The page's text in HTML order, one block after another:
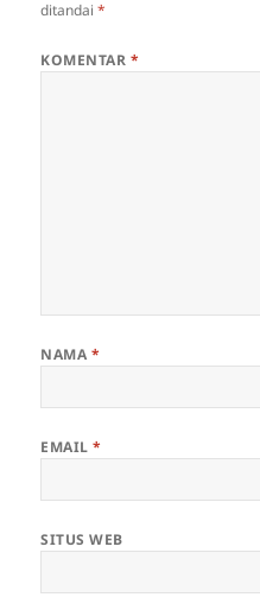
ditandai*
KOMENTAR *
NAMA *
EMAIL*
SITUS WEB